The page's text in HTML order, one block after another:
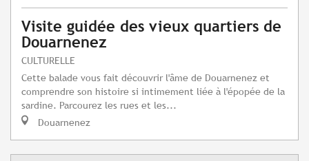
Visite guidée des vieux quartiers de
Douarnenez
CULTURELLE
Cette balade vous fait découvrir l'âme de Douarnenez et
comprendre son histoire si intimement liée à l'épopée de la
sardine. Parcourez les rues et les...
Douarnenez